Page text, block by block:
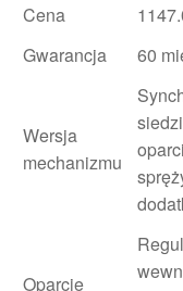
Cena
Gwarancja
60
Wersja
mechanizmu
Oparcie